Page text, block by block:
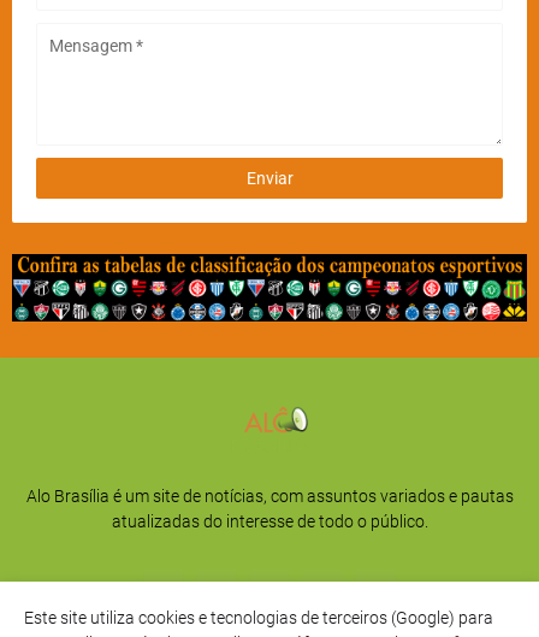
Alo Brasília é um site de notícias, com assuntos variados e pautas
atualizadas do interesse de todo o público.
Este site utiliza cookies e tecnologias de terceiros (Google) para